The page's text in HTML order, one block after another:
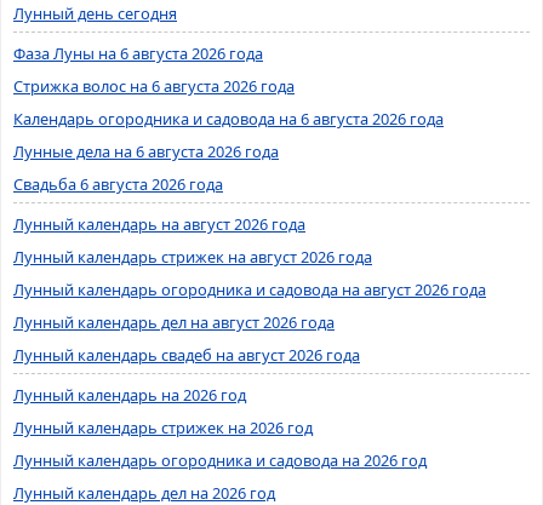
Лунный день сегодня
Фаза Луны на 6 августа 2026 года
Стрижка волос на 6 августа 2026 года
Календарь огородника и садовода на 6 августа 2026 года
Лунные дела на 6 августа 2026 года
Свадьба 6 августа 2026 года
Лунный календарь на август 2026 года
Лунный календарь стрижек на август 2026 года
Лунный календарь огородника и садовода на август 2026 года
Лунный календарь дел на август 2026 года
Лунный календарь свадеб на август 2026 года
Лунный календарь на 2026 год
Лунный календарь стрижек на 2026 год
Лунный календарь огородника и садовода на 2026 год
Лунный календарь дел на 2026 год